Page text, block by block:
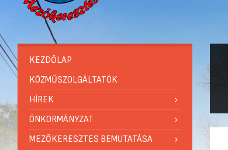
KEZDŐLAP
KÖZMŰSZOLGÁLTATÓK
HÍREK
ÖNKORMÁNYZAT
MEZŐKERESZTES BEMUTATÁSA